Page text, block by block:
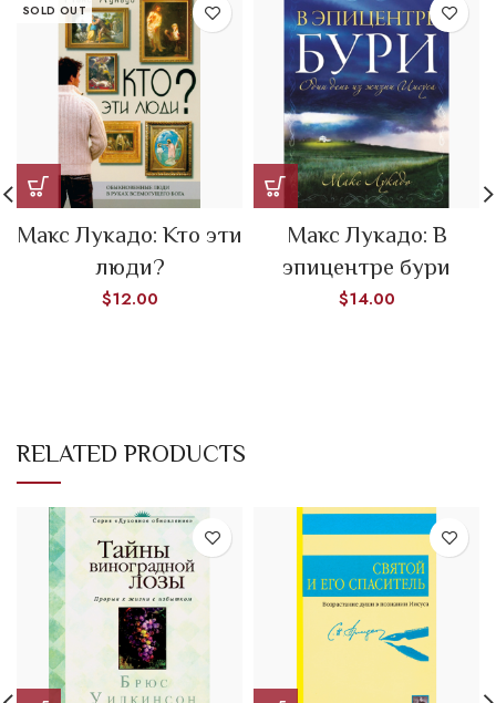
SOLD OUT
Макс Лукадо: Кто эти
люди?
$12.00
Макс Лукадо: В
эпицентре бури
$14.00
RELATED PRODUCTS